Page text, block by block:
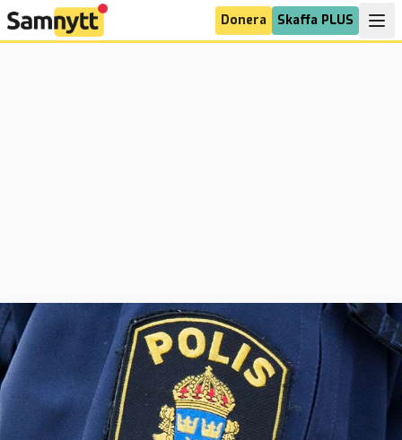
Donera Skaffa PLUS